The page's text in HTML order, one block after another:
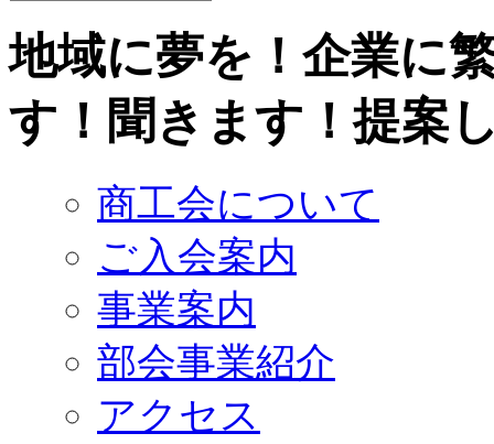
地域に夢を！企業に
す！聞きます！提案
商工会について
ご入会案内
事業案内
部会事業紹介
アクセス